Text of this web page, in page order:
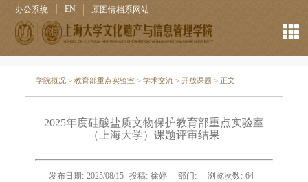
办公系统 EN 原图情档系网站
学院概况 >教育部重点实验室 >学术交流 >开放课题 > 正文
2025年度硅酸盐质文物保护教育部重点实验室
（上海大学）课题评审结果
发布日期: 2025/08/15 投稿: 徐婷 部门: 浏览次数: 64